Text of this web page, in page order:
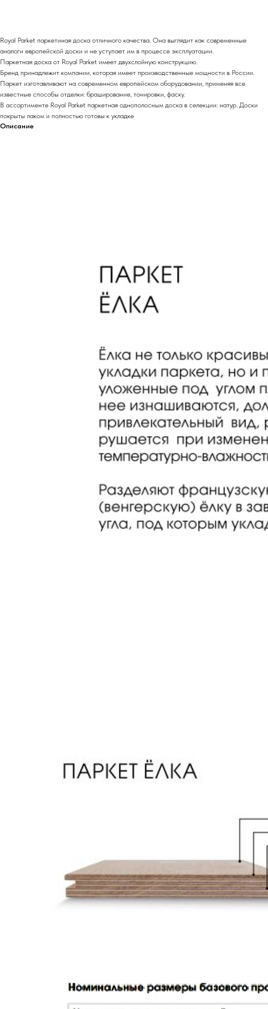
Royal Parket паркетиная доска отличного качества. Она выглядит как современные
аналоги европейской доски и не уступает им в процессе эксплуатации.
Паркетная доска от Royal Parket имеет двухслойную конструкцию.
Бренд принадлежит компании, которая имеет производственные мощности в России.
Паркет изготавливают на современном европейском оборудовании, применяя все
известные способы отделки: браширование, тонировки, фаску.
В ассортименте Royal Parket паркетная однополосным доска в селекции: натур. Доски
покрыты лаком и полностью готовы к укладке
Описание